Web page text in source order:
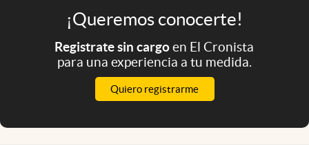
¡Queremos conocerte!
Registrate sin cargoen El Cronista
para una experiencia a tu medida.
Quiero registrarme